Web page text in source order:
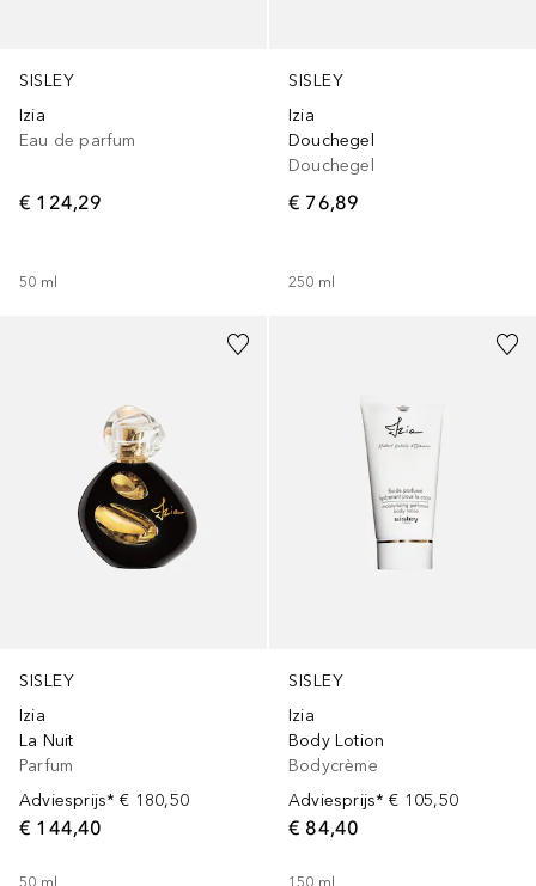
SISLEY
Izia
Eau de parfum
€ 124,29
50 ml
SISLEY
Izia
Douchegel
Douchegel
€ 76,89
250 ml
SISLEY
Izia
La Nuit
Parfum
Adviesprijs* € 180,50
€ 144,40
50 ml
SISLEY
Izia
Body Lotion
Bodycrème
Adviesprijs* € 105,50
€ 84,40
150 ml